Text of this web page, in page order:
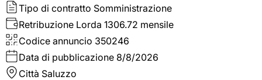
Tipo di contratto Somministrazione
Retribuzione Lorda 1306.72 mensile
Codice annuncio 350246
Data di pubblicazione 8/8/2026
Città Saluzzo